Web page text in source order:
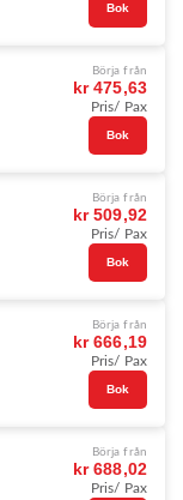
Bok
Börja från
kr 475,63
Pris/ Pax
Bok
Börja från
kr 509,92
Pris/ Pax
Bok
Börja från
kr 666,19
Pris/ Pax
Bok
Börja från
kr 688,02
Pris/ Pax